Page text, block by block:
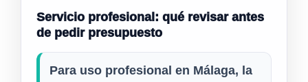
Servicio profesional: qué revisar antes
de pedir presupuesto
Para uso profesional en Málaga, la